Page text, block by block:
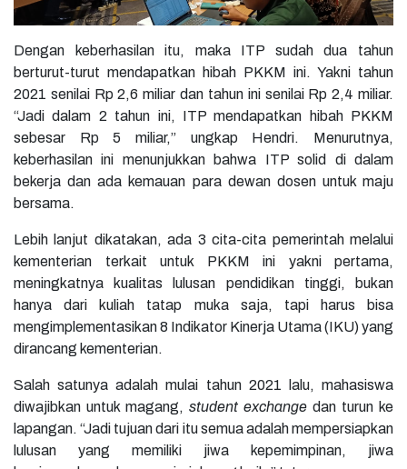
Dengan keberhasilan itu, maka ITP sudah dua tahun
berturut-turut mendapatkan hibah PKKM ini. Yakni tahun
2021 senilai Rp 2,6 miliar dan tahun ini senilai Rp 2,4 miliar.
“Jadi dalam 2 tahun ini, ITP mendapatkan hibah PKKM
sebesar Rp 5 miliar,” ungkap Hendri. Menurutnya,
keberhasilan ini menunjukkan bahwa ITP solid di dalam
bekerja dan ada kemauan para dewan dosen untuk maju
bersama.
Lebih lanjut dikatakan, ada 3 cita-cita pemerintah melalui
kementerian terkait untuk PKKM ini yakni pertama,
meningkatnya kualitas lulusan pendidikan tinggi, bukan
hanya dari kuliah tatap muka saja, tapi harus bisa
mengimplementasikan 8 Indikator Kinerja Utama (IKU) yang
dirancang kementerian.
Salah satunya adalah mulai tahun 2021 lalu, mahasiswa
diwajibkan untuk magang, student exchange dan turun ke
lapangan. “Jadi tujuan dari itu semua adalah mempersiapkan
lulusan yang memiliki jiwa kepemimpinan, jiwa